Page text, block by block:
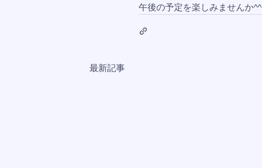
午後の予定を楽しみませんか^^
最新記事